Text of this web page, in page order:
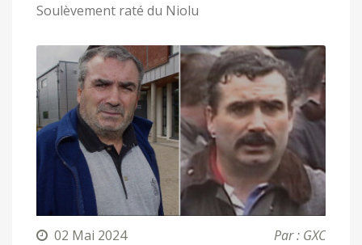
Soulèvement raté du Niolu
02 Mai 2024 Par : GXC